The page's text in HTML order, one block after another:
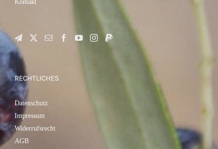
Kontakt
RECHTLICHES
Datenschutz
Impressum
Widerrufsrecht
AGB